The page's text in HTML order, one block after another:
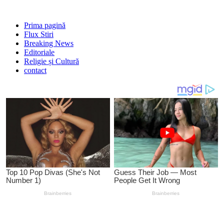
Prima pagină
Flux Stiri
Breaking News
Editoriale
Religie și Cultură
contact